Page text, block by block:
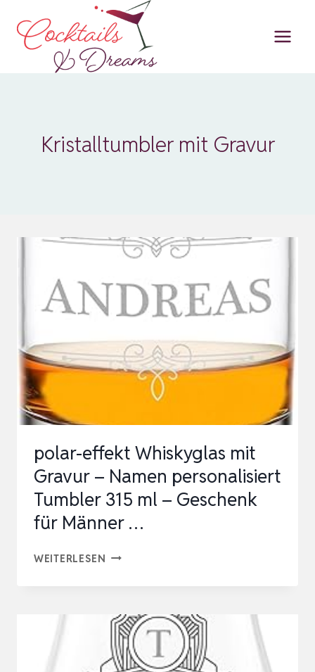
Inhalt
springen
Kristalltumbler mit Gravur
polar-effekt Whiskyglas mit
Gravur – Namen personalisiert
Tumbler 315 ml – Geschenk
für Männer …
WEITERLESEN POLAR-
MIT
GRAVUR
–